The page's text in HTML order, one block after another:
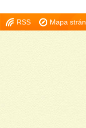
RSS Mapa